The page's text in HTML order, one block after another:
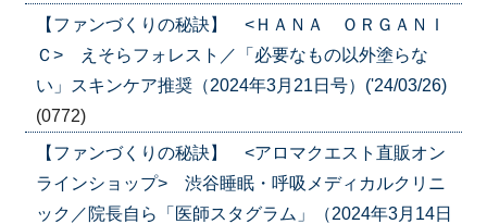
【ファンづくりの秘訣】 <ＨＡＮＡ ＯＲＧＡＮＩ
Ｃ> えそらフォレスト／「必要なもの以外塗らな
い」スキンケア推奨（2024年3月21日号）('24/03/26)
(0772)
【ファンづくりの秘訣】 <アロマクエスト直販オン
ラインショップ> 渋谷睡眠・呼吸メディカルクリニ
ック／院長自ら「医師スタグラム」（2024年3月14日